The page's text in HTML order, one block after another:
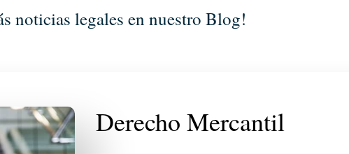
noticias legales en nuestro Blog!
Derecho Mercantil